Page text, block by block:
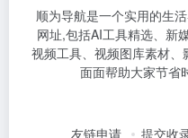
顺为导航是一个实用的生
网址,包括AI工具精选、新
视频工具、视频图库素材
面面帮助大家节省
友链申请 提交收